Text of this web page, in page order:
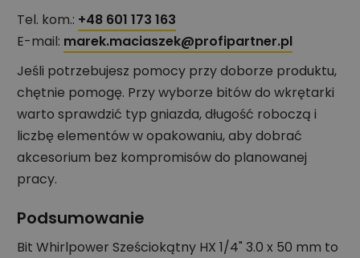
Tel. kom.: +48 601 173 163
E-mail: marek.maciaszek@profipartner.pl
Jeśli potrzebujesz pomocy przy doborze produktu,
chętnie pomogę. Przy wyborze bitów do wkrętarki
warto sprawdzić typ gniazda, długość roboczą i
liczbę elementów w opakowaniu, aby dobrać
akcesorium bez kompromisów do planowanej
pracy.
Podsumowanie
Bit Whirlpower Sześciokątny HX 1/4" 3.0 x 50 mm to